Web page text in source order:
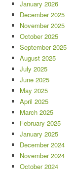
January 2026
December 2025
November 2025
October 2025
September 2025
August 2025
July 2025
June 2025
May 2025
April 2025
March 2025
February 2025
January 2025
December 2024
November 2024
October 2024